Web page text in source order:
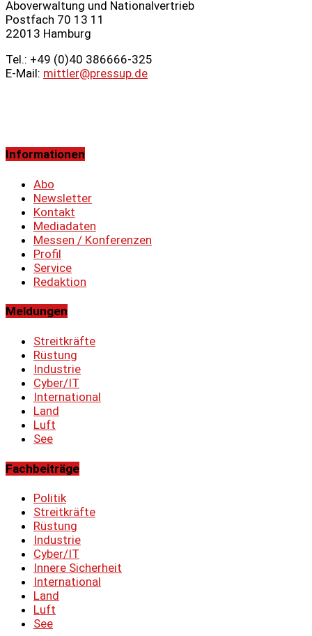
Aboverwaltung und Nationalvertrieb
Postfach 70 13 11
22013 Hamburg
Tel.: +49 (0)40 386666‑325
E-Mail: mittler@pressup.de
Informationen
Abo
Newsletter
Kontakt
Mediadaten
Messen / Konferenzen
Profil
Service
Redaktion
Meldungen
Streitkräfte
Rüstung
Industrie
Cyber/IT
International
Land
Luft
See
Fachbeiträge
Politik
Streitkräfte
Rüstung
Industrie
Cyber/IT
Innere Sicherheit
International
Land
Luft
See